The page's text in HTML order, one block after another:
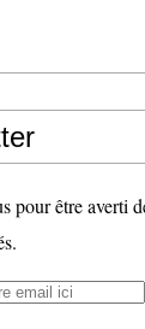
pour être averti